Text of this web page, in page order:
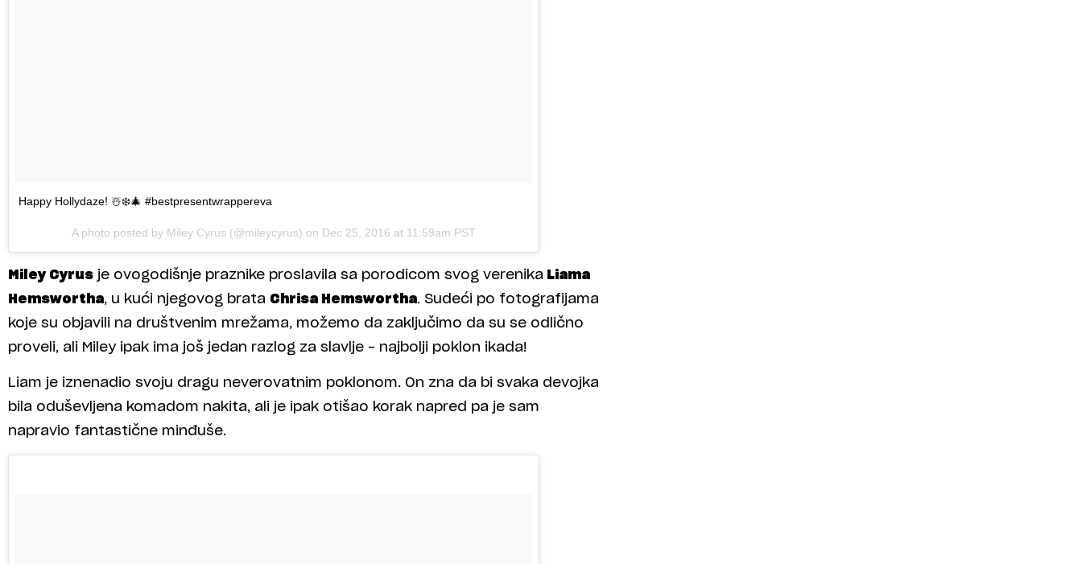
Happy Hollydaze! ☃️❄️🎄 #bestpresentwrappereva
A photo posted by Miley Cyrus (@mileycyrus) on Dec 25, 2016 at 11:59am PST
Miley Cyrus je ovogodišnje praznike proslavila sa porodicom svog verenika Liama
Hemswortha, u kući njegovog brata Chrisa Hemswortha. Sudeći po fotografijama
koje su objavili na društvenim mrežama, možemo da zaključimo da su se odlično
proveli, ali Miley ipak ima još jedan razlog za slavlje – najbolji poklon ikada!
Liam je iznenadio svoju dragu neverovatnim poklonom. On zna da bi svaka devojka
bila oduševljena komadom nakita, ali je ipak otišao korak napred pa je sam
napravio fantastične minđuše.